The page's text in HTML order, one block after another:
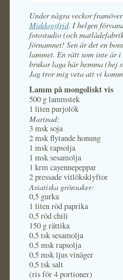
Under några veckor
Middagsfrid. I helgen
fotostudio (och
förnamnet! Sen är det en
lammet. En rätt som inte är i
brukar laga här hemma (hej
Jag tror mig veta att vi
Lamm på mongoliskt vis
500 g lammstek
1 liten purjolök
Marinad:
3 msk soja
2 msk flytande honung
1 msk rapsolja
1 msk sesamolja
1 krm cayennepeppar
2 pressade vitlöksklyftor
Asiatiska grönsaker:
0,5 gurka
1 liten röd paprika
0,5 röd chili
150 g rättika
0,5 tsk sesamolja
0,5 msk rapsolja
0,5 msk ljus vinäger
0,5 tsk salt
(ris för 4 portioner)